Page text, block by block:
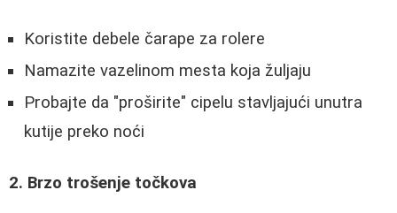
Koristite debele čarape za rolere
Namazite vazelinom mesta koja žuljaju
Probajte da "proširite" cipelu stavljajući unutra
kutije preko noći
2. Brzo trošenje točkova